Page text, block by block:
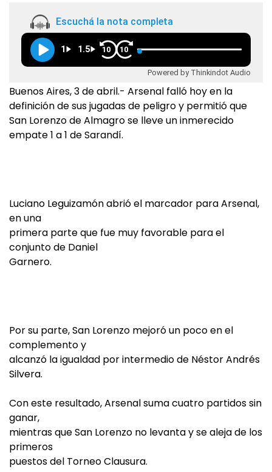
Escuchá la nota completa
1 1.5 10 10
Powered by Thinkindot Audio
Buenos Aires, 3 de abril.- Arsenal falló hoy en la
definición de sus jugadas de peligro y permitió que
San Lorenzo de Almagro se lleve un inmerecido
empate 1 a 1 de Sarandí.
Luciano Leguizamón abrió el marcador para Arsenal,
en una
primera parte que fue muy favorable para el
conjunto de Daniel
Garnero.
Por su parte, San Lorenzo mejoró un poco en el
complemento y
alcanzó la igualdad por intermedio de Néstor Andrés
Silvera.
Con este resultado, Arsenal suma cuatro partidos sin
ganar,
mientras que San Lorenzo no levanta y se aleja de los
primeros
puestos del Torneo Clausura.